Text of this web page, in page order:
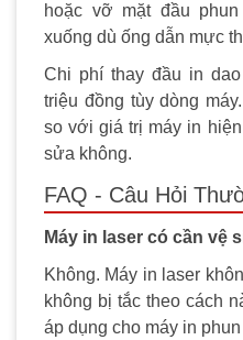
hoặc vỡ mặt đầu
xuống dù ống dẫn mực
Chi phí thay đầu in
triệu đồng tùy dòng
so với giá trị máy in
sửa không.
FAQ - Câu Hỏi
Máy in laser có cần vệ
Không. Máy in laser
không bị tắc theo cách
áp dụng cho máy in